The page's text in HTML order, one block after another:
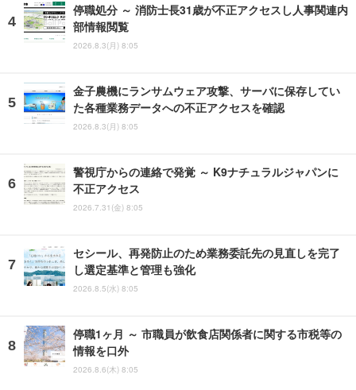
停職処分 ～ 消防士長31歳が不正アクセスし人事関連内
部情報閲覧
2026.8.3(月) 8:05
金子農機にランサムウェア攻撃、サーバに保存してい
た各種業務データへの不正アクセスを確認
2026.8.3(月) 8:05
警視庁からの連絡で発覚 ～ K9ナチュラルジャパンに
不正アクセス
2026.7.31(金) 8:05
セシール、再発防止のため業務委託先の見直しを完了
し選定基準と管理も強化
2026.8.5(水) 8:05
停職1ヶ月 ～ 市職員が飲食店関係者に関する市税等の
情報を口外
2026.8.6(木) 8:05